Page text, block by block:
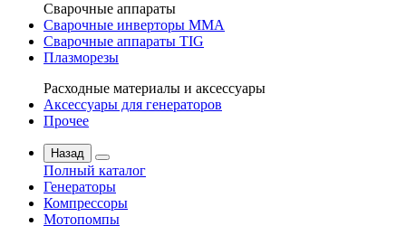
Сварочные аппараты
Сварочные инверторы MMA
Сварочные аппараты TIG
Плазморезы
Расходные материалы и аксессуары
Аксессуары для генераторов
Прочее
Назад
Полный каталог
Генераторы
Компрессоры
Мотопомпы